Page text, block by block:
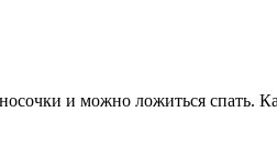
и можно ложиться спать.